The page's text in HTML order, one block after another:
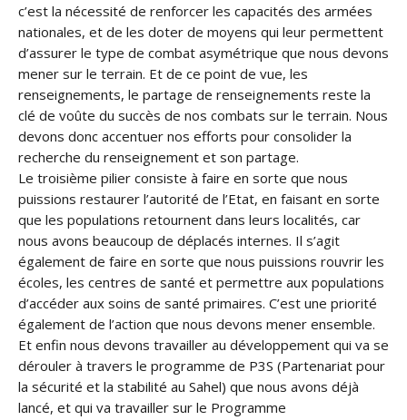
c’est la nécessité de renforcer les capacités des armées
nationales, et de les doter de moyens qui leur permettent
d’assurer le type de combat asymétrique que nous devons
mener sur le terrain. Et de ce point de vue, les
renseignements, le partage de renseignements reste la
clé de voûte du succès de nos combats sur le terrain. Nous
devons donc accentuer nos efforts pour consolider la
recherche du renseignement et son partage.
Le troisième pilier consiste à faire en sorte que nous
puissions restaurer l’autorité de l’Etat, en faisant en sorte
que les populations retournent dans leurs localités, car
nous avons beaucoup de déplacés internes. Il s’agit
également de faire en sorte que nous puissions rouvrir les
écoles, les centres de santé et permettre aux populations
d’accéder aux soins de santé primaires. C’est une priorité
également de l’action que nous devons mener ensemble.
Et enfin nous devons travailler au développement qui va se
dérouler à travers le programme de P3S (Partenariat pour
la sécurité et la stabilité au Sahel) que nous avons déjà
lancé, et qui va travailler sur le Programme